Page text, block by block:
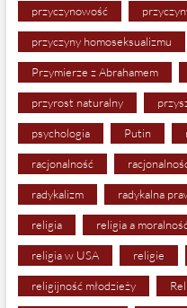
przyczynowość
przyczyny homoseksualizmu
Przymierze z Abrahamem
przyrost naturalny
psychologia Putin
racjonalność
radykalizm radykalna
religia religia a
religia w USA religie
religijność młodzieży